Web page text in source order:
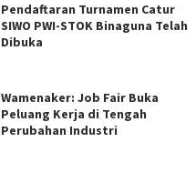
Pendaftaran Turnamen Catur
SIWO PWI-STOK Binaguna Telah
Dibuka
Wamenaker: Job Fair Buka
Peluang Kerja di Tengah
Perubahan Industri